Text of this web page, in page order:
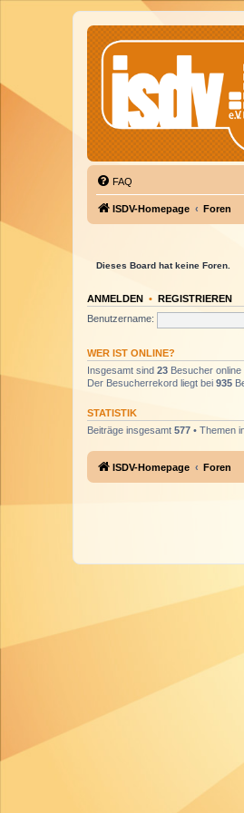
FAQ
ISDV-Homepage Foren
Dieses Board hat keine Foren.
ANMELDEN • REGISTRIEREN
Benutzername:
WER IST ONLINE?
Insgesamt sind 23 Besucher
Der Besucherrekord liegt bei 935
STATISTIK
Beiträge insgesamt 577 • Themen
ISDV-Homepage Foren